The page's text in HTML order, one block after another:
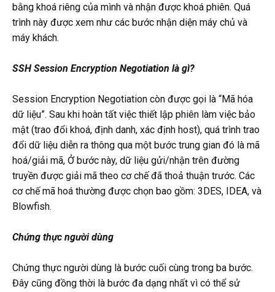
bằng khoá riêng của mình và nhận được khoá phiên. Quá
trình này được xem như các bước nhận diện máy chủ và
máy khách.
SSH Session Encryption Negotiation là gì?
Session Encryption Negotiation còn được gọi là “Mã hóa
dữ liệu”. Sau khi hoàn tất việc thiết lập phiên làm việc bảo
mật (trao đổi khoá, định danh, xác định host), quá trình trao
đổi dữ liệu diễn ra thông qua một bước trung gian đó là mã
hoá/giải mã, Ở bước này, dữ liệu gửi/nhận trên đường
truyền được giải mã theo cơ chế đã thoả thuận trước. Các
cơ chế mã hoá thường được chọn bao gồm: 3DES, IDEA, và
Blowfish.
Chứng thực người dùng
Chứng thực người dùng là bước cuối cùng trong ba bước.
Đây cũng đồng thời là bước đa dạng nhất vì có thể sử